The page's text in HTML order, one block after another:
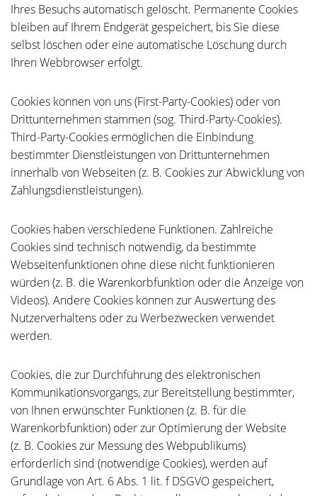
Ihres Besuchs automatisch gelöscht. Permanente Cookies
bleiben auf Ihrem Endgerät gespeichert, bis Sie diese
selbst löschen oder eine automatische Löschung durch
Ihren Webbrowser erfolgt.
Cookies können von uns (First-Party-Cookies) oder von
Drittunternehmen stammen (sog. Third-Party-Cookies).
Third-Party-Cookies ermöglichen die Einbindung
bestimmter Dienstleistungen von Drittunternehmen
innerhalb von Webseiten (z. B. Cookies zur Abwicklung von
Zahlungsdienstleistungen).
Cookies haben verschiedene Funktionen. Zahlreiche
Cookies sind technisch notwendig, da bestimmte
Webseitenfunktionen ohne diese nicht funktionieren
würden (z. B. die Warenkorbfunktion oder die Anzeige von
Videos). Andere Cookies können zur Auswertung des
Nutzerverhaltens oder zu Werbezwecken verwendet
werden.
Cookies, die zur Durchführung des elektronischen
Kommunikationsvorgangs, zur Bereitstellung bestimmter,
von Ihnen erwünschter Funktionen (z. B. für die
Warenkorbfunktion) oder zur Optimierung der Website
(z. B. Cookies zur Messung des Webpublikums)
erforderlich sind (notwendige Cookies), werden auf
Grundlage von Art. 6 Abs. 1 lit. f DSGVO gespeichert,